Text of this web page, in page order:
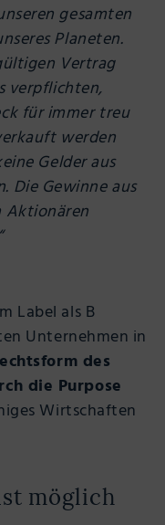
gesamten
Planeten.
Vertrag
verpflichten,
für immer treu
werden
Gelder aus
Die Gewinne aus
Aktionären
Label als B
Unternehmen in
des
die Purpose
Wirtschaften
möglich